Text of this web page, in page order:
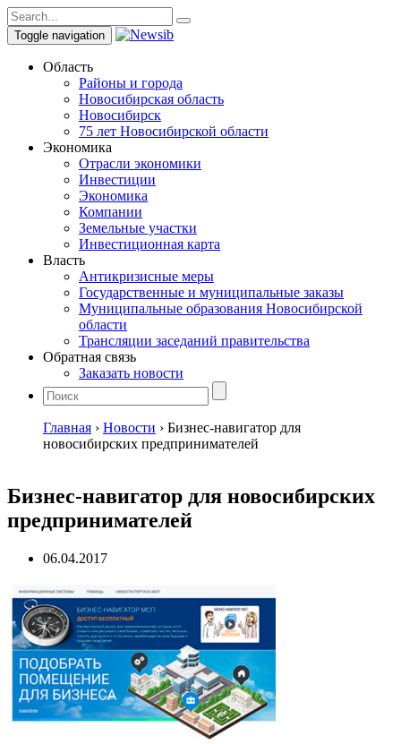
Toggle navigation
Область
Районы и города
Новосибирская область
Новосибирск
75 лет Новосибирской области
Экономика
Отрасли экономики
Инвестиции
Экономика
Компании
Земельные участки
Инвестиционная карта
Власть
Антикризисные меры
Государственные и муниципальные заказы
Муниципальные образования Новосибирской
области
Трансляции заседаний правительства
Обратная связь
Заказать новости
Главная › Новости › Бизнес-навигатор для
новосибирских предпринимателей
Бизнес-навигатор для новосибирских
предпринимателей
06.04.2017